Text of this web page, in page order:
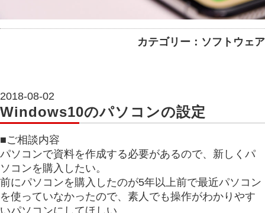
カテゴリー：ソフトウェア
2018-08-02
Windows10のパソコンの設定
■ご相談内容
パソコンで資料を作成する必要があるので、新しくパ
ソコンを購入したい。
前にパソコンを購入したのが5年以上前で最近パソコン
を使っていなかったので、素人でも操作がわかりやす